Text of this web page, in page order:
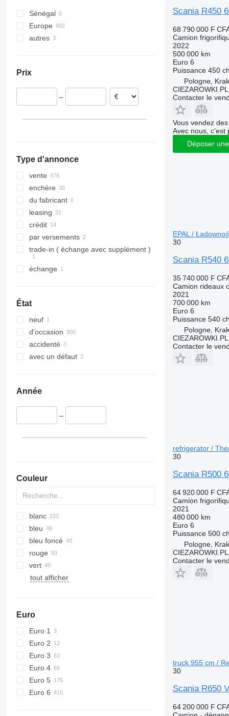
P400
P410
P420
P500
R460
R470
R480
R530
R540
R650
R660
R730
Sénégal
Europe
Pays-Bas
Estonie
Allemagne
autres
Prix
–
Type d'annonce
vente
enchère
du fabricant
leasing
crédit
par versements
trade-in ( échange avec supplément )
échange
État
neuf
d'occasion
accidenté
avec un défaut
Année
–
Couleur
blanc
bleu
bleu foncé
rouge
vert
tout afficher
Euro
Euro 1
Euro 2
Euro 3
Euro 4
Euro 5
Euro 6
Scania R450
68 790 000 F
Camion
2022
500 000 km
Euro 6
Puissance 450
Pologne,
CIEZAROWKI.PL
Contacter le
Vous vendez
Avec nous, c'est
Déposer
EPAL /
30
Scania R540
35 740 000 F
Camion rideaux
2021
700 000 km
Euro 6
Puissance 540
Pologne,
CIEZAROWKI.PL
Contacter le
refrigerator /
30
Scania R500
64 920 000 F
Camion
2021
480 000 km
Euro 6
Puissance 500
Pologne,
CIEZAROWKI.PL
Contacter le
truck 955 cm /
30
Scania R650
64 200 000 F